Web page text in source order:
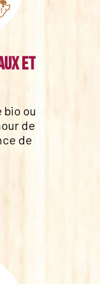
et
bio ou
de
de